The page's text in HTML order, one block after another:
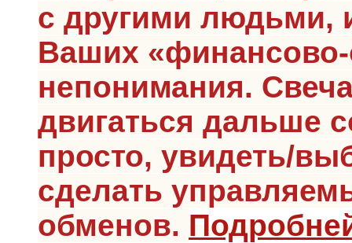
с другими людьми,
Ваших
непонимания.
двигаться дальше
просто, увидеть/
сделать
обменов.